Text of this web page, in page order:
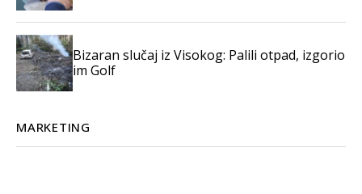
Bizaran slučaj iz Visokog: Palili otpad, izgorio
im Golf
MARKETING